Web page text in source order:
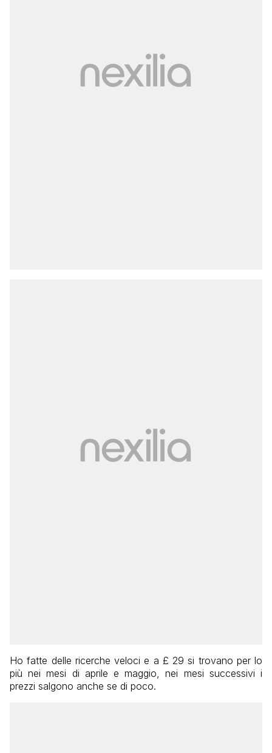
Ho fatte delle ricerche veloci e a £ 29 si trovano per lo
più nei mesi di aprile e maggio, nei mesi successivi i
prezzi salgono anche se di poco.